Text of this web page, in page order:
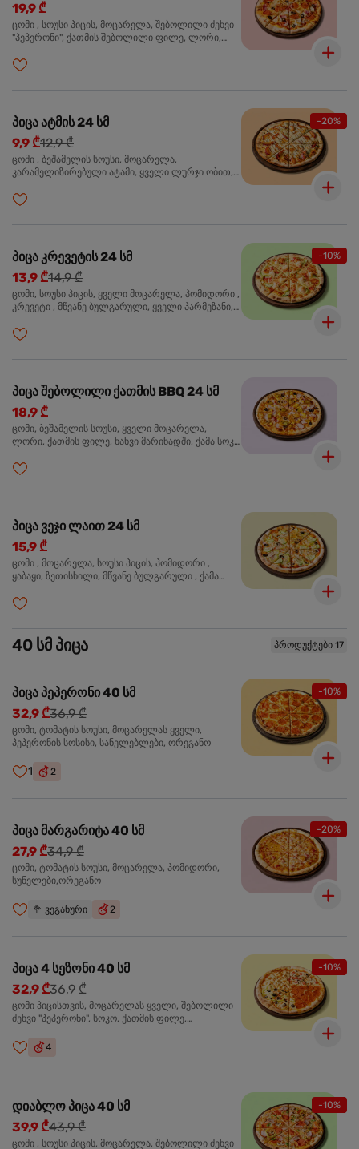
19,9 ₾
ცომი , სოუსი პიცის, მოცარელა, შებოლილი ძეხვი
"პეპერონი", ქათმის შებოლილი ფილე, ლორი,
-20%
პიცა ატმის 24 სმ
9,9 ₾12,9 ₾
ცომი , ბეშამელის სოუსი, მოცარელა,
კარამელიზირებული ატამი, ყველი ლურჯი ობით,
-10%
პიცა კრევეტის 24 სმ
13,9 ₾14,9 ₾
ცომი, სოუსი პიცის, ყველი მოცარელა, პომიდორი ,
კრევეტი , მწვანე ბულგარული, ყველი პარმეზანი,
პიცა შებოლილი ქათმის BBQ 24 სმ
18,9 ₾
ცომი, ბეშამელის სოუსი, ყველი მოცარელა,
ლორი, ქათმის ფილე, ხახვი მარინადში, ქამა სოკო
პიცა ვეჯი ლაით 24 სმ
15,9 ₾
ცომი , მოცარელა, სოუსი პიცის, პომიდორი ,
ყაბაყი, ზეთისხილი, მწვანე ბულგარული , ქამა
40 სმ პიცა პროდუქტები 17
-10%
პიცა პეპერონი 40 სმ
32,9 ₾36,9 ₾
ცომი, ტომატის სოუსი, მოცარელას ყველი,
პეპერონის სოსისი, სანელებლები, ორეგანო
1 2
-20%
პიცა მარგარიტა 40 სმ
27,9 ₾34,9 ₾
ცომი, ტომატის სოუსი, მოცარელა, პომიდორი,
სუნელები,ორეგანო
🥦 ვეგანური 2
-10%
პიცა 4 სეზონი 40 სმ
32,9 ₾36,9 ₾
ცომი პიცისთვის, მოცარელას ყველი, შებოლილი
ძეხვი "პეპერონი", სოკო, ქათმის ფილე,
4
-10%
დიაბლო პიცა 40 სმ
39,9 ₾43,9 ₾
ცომი , სოუსი პიცის, მოცარელა, შებოლილი ძეხვი